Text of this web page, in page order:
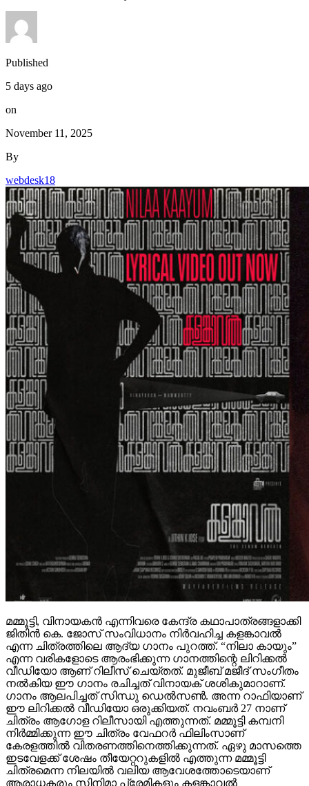
Published
5 days ago
on
November 11, 2025
By
webdesk18
മമ്മൂട്ടി, വിനായകൻ എന്നിവരെ കേന്ദ്ര കഥാപാത്രങ്ങളാക്കി
ജിതിൻ കെ. ജോസ് സംവിധാനം നിർവഹിച്ച കളങ്കാവൽ
എന്ന ചിത്രത്തിലെ ആദ്യ ഗാനം പുറത്ത്. “നിലാ കായും”
എന്ന വരികളോടെ ആരംഭിക്കുന്ന ഗാനത്തിന്റെ ലിറിക്കൽ
വീഡിയോ ആണ് റിലീസ് ചെയ്തത്. മുജീബ് മജീദ് സംഗീതം
നൽകിയ ഈ ഗാനം രചിച്ചത് വിനായക് ശശികുമാറാണ്.
ഗാനം ആലപിച്ചത് സിന്ധു ഡെൽസൺ. അന്ന റാഫിയാണ്
ഈ ലിറിക്കൽ വീഡിയോ ഒരുക്കിയത്. നവംബർ 27 നാണ്
ചിത്രം ആഗോള റിലീസായി എത്തുന്നത്. മമ്മൂട്ടി കമ്പനി
നിർമ്മിക്കുന്ന ഈ ചിത്രം വേഫറർ ഫിലിംസാണ്
കേരളത്തിൽ വിതരണത്തിനെത്തിക്കുന്നത്. ഏഴു മാസത്തെ
ഇടവേളക്ക് ശേഷം തീയേറ്ററുകളിൽ എത്തുന്ന മമ്മൂട്ടി
ചിത്രമെന്ന നിലയിൽ വലിയ ആവേശത്തോടെയാണ്
ആരാധകരും സിനിമാ പ്രേമികളും കളങ്കാവൽ